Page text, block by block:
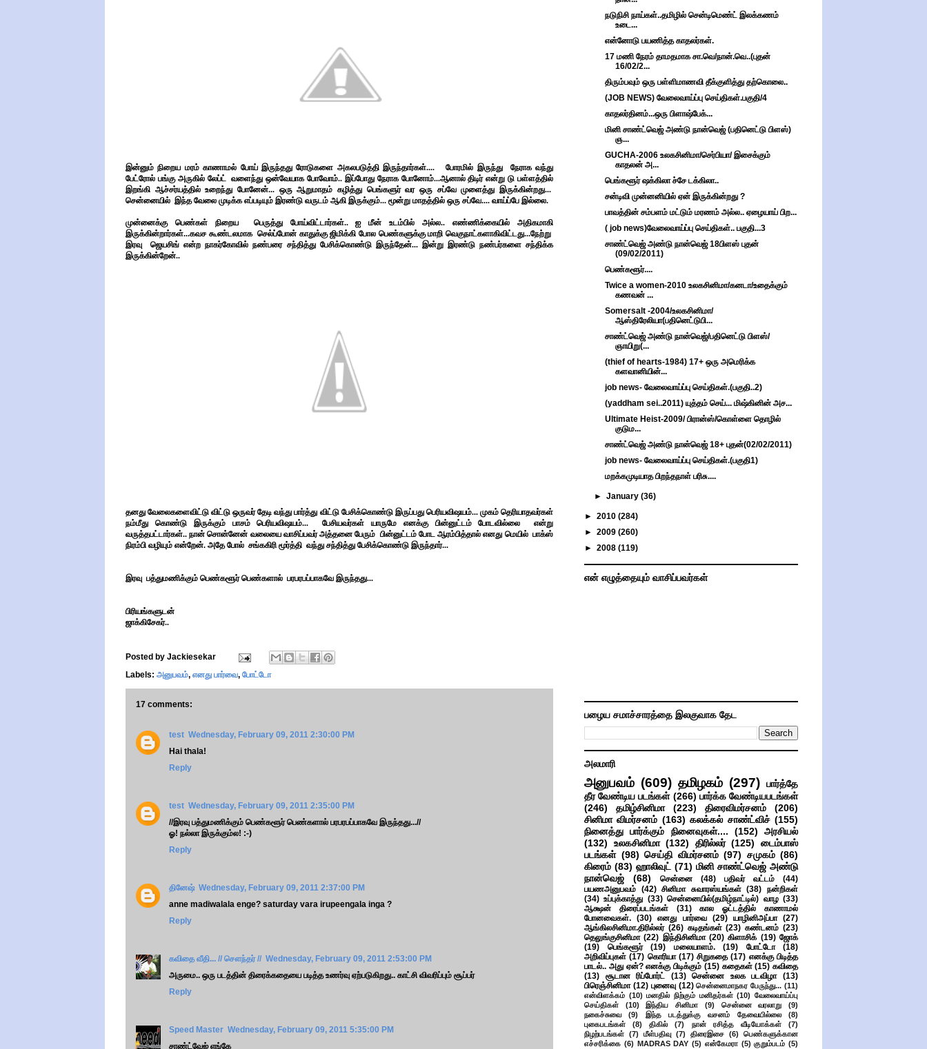
இன்னும் நிறைய மரம் காணாமல் போய் இருந்தது ரோடுகளை அகலபடுத்தி இருந்தார்கள்.... போரமில் இருந்து நேராக வந்து
பேட்ரோல் பங்கு அருகில் லேப்ட் வளைந்து ஒன்வேயாக போவோம்.. இப்போது நேராக போனோம்...ஆனால் திடிர் என்று டு பள்ளத்தில்
இறங்கி ஆச்சர்யத்தில் உறைந்து போனேன்... ஒரு ஆறுமாதம் கழித்து பெங்களுர் வர ஒரு சப்வே முளைத்து இருக்கின்றது...
சென்னையில் இந்த வேலை முடிக்க எப்படியும் இரண்டு வருடம் ஆகி இருக்கும்... மூன்று மாதத்தில் ஒரு சப்வே.... வாய்ப்பே இல்லை.
முன்னைக்கு பெண்கள் நிறைய பெருத்து போய்விட்டார்கள்.. ஐ மீன் உடம்பில் அல்ல.. எண்ணிக்கையில் அதிகமாகி
இருக்கின்றார்கள்...கவச கூண்டலமாக செல்ப்போன் காதுக்கு ஜிமிக்கி போல பெண்களுக்கு மாறி வெகுநாட்களாகிவிட்டது...நேற்று
இரவு ஜெயசிங் என்ற நாகர்கோவில் நண்பரை சந்தித்து பேசிக்கொண்டு இருந்தேன்... இன்று இரண்டு நண்பர்களை சந்திக்க
இருக்கின்றேன்..
தனது வேலைகளைவிட்டு விட்டு ஒருவர் தேடி வந்து பார்த்து விட்டு பேசிக்கொண்டு இருப்பது பெரியவிஷயம்... முகம் தெரியாதவர்கள்
நம்மீது கொண்டு இருக்கும் பாசம் பெரியவிஷயம்... பேசியவர்கள் யாருமே எனக்கு பின்னுட்டம் போடவில்லை என்று
வருத்தபட்டார்கள்.. நான் சொன்னேன் வலையை வாசிப்பவர் அத்தனை பேரும் பின்னுட்டம் போட ஆரம்பித்தால் எனது மெயில் பாக்ஸ்
நிரம்பி வழியும் என்றேன். அதே போல் சங்ககிரி மூர்த்தி வந்து சந்தித்து பேசிக்கொண்டு இருந்தார்...
இரவு பத்துமணிக்கும் பெண்களூர் பெண்களால் பரபரபப்பாகவே இருந்தது...
பிரியங்களுடன்
ஜாக்கிசேகர்..
Posted by Jackiesekar
Labels: அனுபவம், எனது பார்வை, போட்டோ
17 comments:
test Wednesday, February 09, 2011 2:30:00 PM
Hai thala!
Reply
test Wednesday, February 09, 2011 2:35:00 PM
//இரவு பத்துமணிக்கும் பெண்களூர் பெண்களால் பரபரபப்பாகவே இருந்தது...//
ஓ! நல்லா இருக்கும்ல! :-)
Reply
தினேஷ் Wednesday, February 09, 2011 2:37:00 PM
anne madiwalala enge? saturday vara irupeengala inga ?
Reply
கவிதை வீதி... // சௌந்தர் // Wednesday, February 09, 2011 2:53:00 PM
அருமை.. ஒரு படத்தின் திரைக்கதையை படித்த உணர்வு ஏற்படுகிறது.. காட்சி விவரிப்பும் சூப்பர்
Reply
Speed Master Wednesday, February 09, 2011 5:35:00 PM
சாண்ட்வேஜ் எங்கே
நடுநிசி நாய்கள்..தமிழில் சென்டிமெண்ட் இலக்கணம்
உடை...
என்னோடு பயணித்த காதலர்கள்.
17 மணி நேரம் தாமதமாக சா.வெ/நான்.வெ..(புதன்
16/02/2...
திரும்பவும் ஒரு பள்ளிமாணவி தீக்குளித்து தற்கொலை..
(JOB NEWS) வேலைவாய்ப்பு செய்திகள்.பகுதி/4
காதலர்தினம்...ஒரு பிளாஷ்பேக்...
மினி சாண்ட்வெஜ் அண்டு நான்வெஜ் (பதினெட்டு பிளஸ்)
ஞ...
GUCHA-2006 உலகசினிமா/செர்பியா/ இசைக்கும்
காதலன் அ...
பெங்களூர் ஷக்கிலா ச்சே டக்கிலா..
சன்டிவி முன்னனியில் ஏன் இருக்கின்றது ?
பாவத்தின் சம்பளம் மட்டும் மரணம் அல்ல.. ஏழையாய் பிற...
( job news)வேலைவாய்ப்பு செய்திகள்.. பகுதி...3
சாண்ட்வெஜ் அண்டு நான்வெஜ் 18பிளஸ் புதன்
(09/02/2011)
பெண்களூர்....
Twice a women-2010 உலகசினிமா/கனடா/உதைக்கும்
கணவன் ...
Somersalt -2004/உலகசினிமா/
ஆஸ்திரேலியா(பதினெட்டுபி...
சாண்ட்வெஜ் அண்டு நான்வெஜ்/பதினெட்டு பிளஸ்/
ஞாயிறு(...
(thief of hearts-1984) 17+ ஒரு அமெரிக்க
களவானியின்...
job news- வேலைவாய்ப்பு செய்திகள்.(பகுதி..2)
(yaddham sei..2011) யுத்தம் செய்... மிஷ்கினின் அச...
Ultimate Heist-2009/ பிரான்ஸ்/கொள்ளை தொழில்
குடும...
சாண்ட்வெஜ் அண்டு நான்வெஜ் 18+ புதன்(02/02/2011)
job news- வேலைவாய்ப்பு செய்திகள்.(பகுதி1)
மறக்கமுடியாத பிறந்தநாள் பரிசு....
►January(36)
► 2010 (284)
► 2009 (260)
► 2008 (119)
என் எழுத்தையும் வாசிப்பவர்கள்
பழைய சமாச்சாரத்தை இலகுவாக தேட
அலமாரி
அனுபவம் (609) தமிழகம் (297) பார்த்தே
தீர வேண்டிய படங்கள் (266) பார்க்க வேண்டியபடங்கள்
(246)
தமிழ்சினிமா (223) திரைவிமர்சனம்
(206)
சினிமா விமர்சனம் (163) கலக்கல் சாண்ட்விச் (155)
நினைத்து பார்க்கும் நினைவுகள்....
(152)
அரசியல்
(132)
உலகசினிமா (132) திரில்லர் (125)
டைம்பாஸ்
படங்கள் (98) செய்தி விமர்சனம் (97) சமுகம் (86)
கிரைம் (83) ஹாலிவுட் (71) மினி சாண்ட்வெஜ் அண்டு
நான்வெஜ்
(68) சென்னை (48) பதிவர் வட்டம்
(44)
பயணஅனுபவம் (42) சினிமா சுவாரஸ்யங்கள் (38) நன்றிகள்
(34) உப்புக்காத்து (33) சென்னையில்(தமிழ்நாட்டில்) வாழ (33)
ஆக்ஷன் திரைப்படங்கள்
(31)
கால ஓட்டத்தில் காணாமல்
போனவைகள். (30) எனது பார்வை (29) யாழினிஅப்பா (27)
ஆங்கிலசினிமா.திரில்லர் (26) கடிதங்கள் (23) கண்டனம் (23)
தெலுங்குசினிமா (22) இந்திசினிமா (20) கிளாசிக் (19) ஜோக்
(19)
பெங்களூர் (19) மலையாளம். (19) போட்டோ
(18)
அறிவிப்புகள் (17) கொரியா (17) சிறுகதை (17) எனக்கு பிடித்த
பாடல்.. அது ஏன்? எனக்கு பிடிக்கும் (15) கதைகள் (15) கவிதை
(13)
சூடான ரிப்போர்ட் (13) சென்னை உலக படவிழா
(13)
பிரெஞ்சினிமா (12) புனைவு (12) சென்னைமாநகர பேருந்து... (11)
என்விளக்கம் (10) மனதில் நிற்கும் மனிதர்கள் (10) வேலைவாய்ப்பு
செய்திகள்
(10) இந்திய சினிமா (9) சென்னை வரலாறு
(9)
நகைச்சுவை
(9) இந்த படத்துக்கு வசனம் தேவையில்லை
(8)
புகைபடங்கள்
(8) திகில் (7) நான் ரசித்த வீடியோக்கள்
(7)
நிழற்படங்கள் (7) மீள்பதிவு (7) திரைஇசை (6)
பெண்களுக்கான
எச்சரிக்கை (6) MADRAS DAY (5) என்கேமரா (5) குறும்படம் (5)